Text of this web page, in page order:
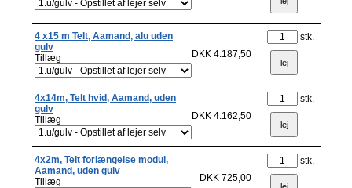
4 x15 m Telt, Aamand, alu uden
gulv
Tillæg
DKK 4.187,50
stk.
4x14m, Telt hvid, Aamand, uden
gulv
Tillæg
DKK 4.162,50
stk.
4x2m, Telt forlængelse modul,
Aamand, uden gulv
Tillæg
DKK 725,00
stk.